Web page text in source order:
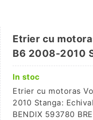
Etrier cu
B6 2008-2010
In stoc
Etrier cu motoras
2010 Stanga:
BENDIX 593780